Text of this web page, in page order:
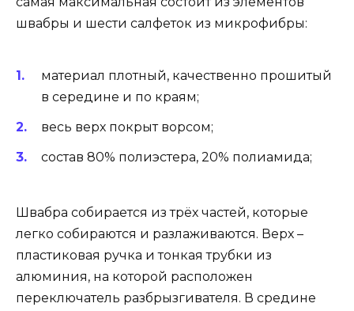
швабры и шести салфеток из микрофибры:
материал плотный, качественно прошитый
в середине и по краям;
весь верх покрыт ворсом;
состав 80% полиэстера, 20% полиамида;
Швабра собирается из трёх частей, которые
легко собираются и разлаживаются. Верх –
пластиковая ручка и тонкая трубки из
алюминия, на которой расположен
переключатель разбрызгивателя. В средине